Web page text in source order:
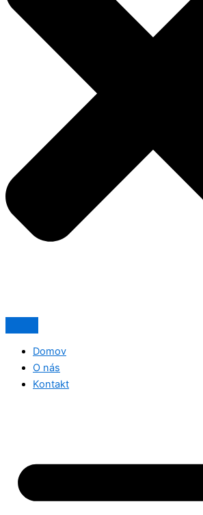
Domov
O nás
Kontakt